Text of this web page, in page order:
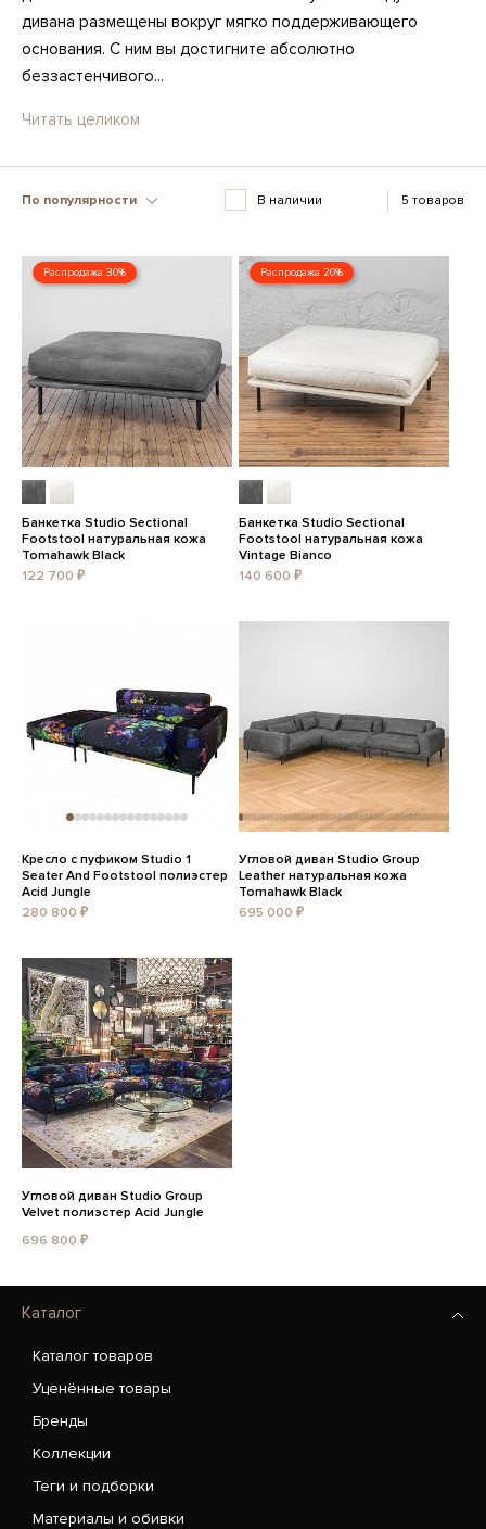
дивана размещены вокруг мягко поддерживающего
основания. С ним вы достигните абсолютно
беззастенчивого...
Читать целиком
По популярности В наличии 5 товаров
Распродажа 30%
Банкетка Studio Sectional
Footstool натуральная кожа
Tomahawk Black
122 700 ₽
Распродажа 20%
Банкетка Studio Sectional
Footstool натуральная кожа
Vintage Bianco
140 600 ₽
Кресло с пуфиком Studio 1
Seater And Footstool полиэстер
Acid Jungle
280 800 ₽
Угловой диван Studio Group
Leather натуральная кожа
Tomahawk Black
695 000 ₽
Угловой диван Studio Group
Velvet полиэстер Acid Jungle
696 800 ₽
Каталог
Каталог товаров
Уценённые товары
Бренды
Коллекции
Теги и подборки
Материалы и обивки